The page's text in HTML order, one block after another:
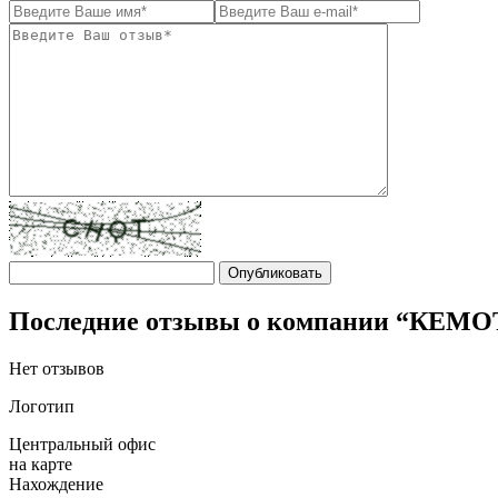
Последние отзывы о компании
Нет отзывов
Логотип
Центральный офис
на карте
Нахождение